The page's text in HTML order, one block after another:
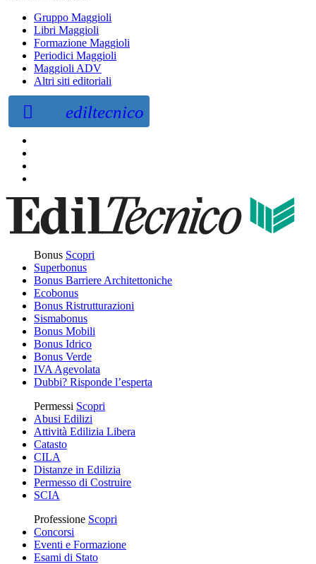
Gruppo Maggioli
Libri Maggioli
Formazione Maggioli
Periodici Maggioli
Maggioli ADV
Altri siti editoriali
ediltecnico
Bonus Scopri
Superbonus
Bonus Barriere Architettoniche
Ecobonus
Bonus Ristrutturazioni
Sismabonus
Bonus Mobili
Bonus Idrico
Bonus Verde
IVA Agevolata
Dubbi? Risponde l’esperta
Permessi Scopri
Abusi Edilizi
Attività Edilizia Libera
Catasto
CILA
Distanze in Edilizia
Permesso di Costruire
SCIA
Professione Scopri
Concorsi
Eventi e Formazione
Esami di Stato